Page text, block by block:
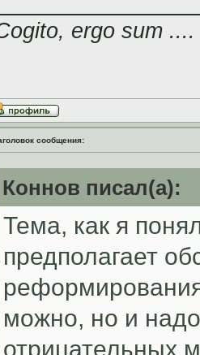
ergo sum ....
сообщения:
Коннов писал(а):
Тема, как я
предполагает
можно, но и
отрицательных